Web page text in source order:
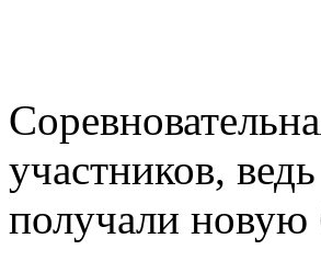
участников,
получали новую